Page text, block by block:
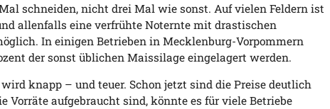
schneiden, nicht drei Mal wie sonst. Auf vielen Feldern ist
allenfalls eine verfrühte Noternte mit drastischen
In einigen Betrieben in Mecklenburg-Vorpommern
der sonst üblichen Maissilage eingelagert werden.
knapp – und teuer. Schon jetzt sind die Preise deutlich
Vorräte aufgebraucht sind, könnte es für viele Betriebe